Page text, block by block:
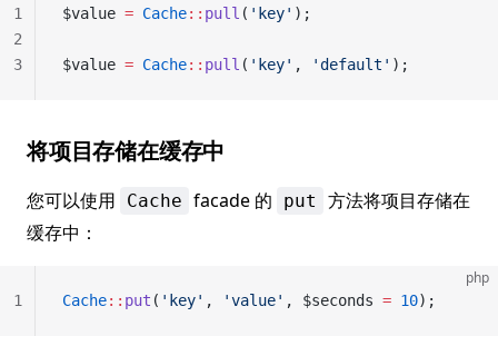
$value = Cache:: pull ( 'key' );
$value = Cache:: pull ( 'key' , 'default' );
1
2
3
将项目存储在缓存中
您可以使用 Cache facade 的 put
方法将项目存储在
缓存中：
php
Cache:: put ( 'key' , 'value' , $seconds = 10);
1